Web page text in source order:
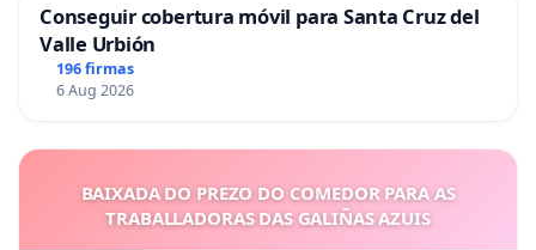
Conseguir cobertura móvil para Santa Cruz del
Valle Urbión
196 firmas
6 Aug 2026
BAIXADA DO PREZO DO COMEDOR PARA AS
TRABALLADORAS DAS GALIÑAS AZUIS